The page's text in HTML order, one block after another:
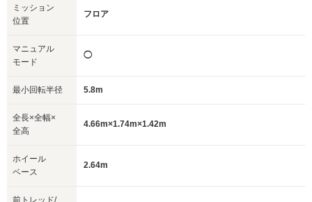
ミッション
位置
フロア
マニュアル
モード
◯
最小回転半径 5.8m
全長×全幅×
全高
4.66m×1.74m×1.42m
ホイール
ベース
2.64m
前トレッド/